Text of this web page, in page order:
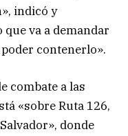
indicó y
va a demandar
contenerlo».
combate a las
«sobre Ruta 126,
donde